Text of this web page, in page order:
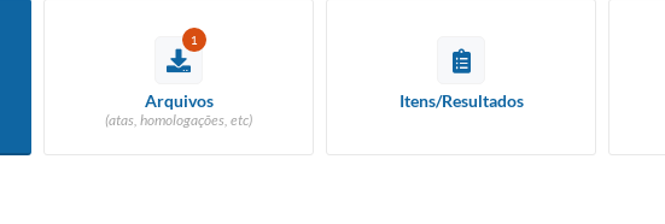
1
Arquivos
(atas, homologações, etc)
Itens/Resultados